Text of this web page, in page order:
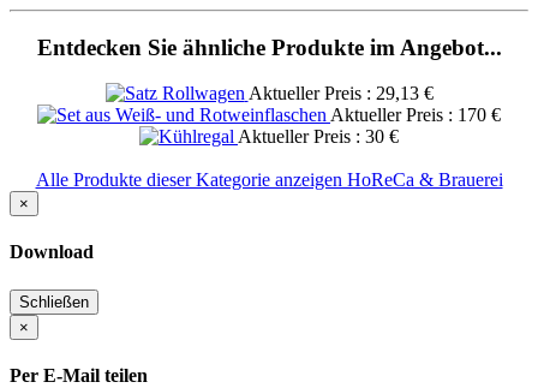
Entdecken Sie ähnliche Produkte im Angebot...
Aktueller Preis : 29,13 €
Aktueller Preis : 170 €
Aktueller Preis : 30 €
Alle Produkte dieser Kategorie anzeigen HoReCa & Brauerei
×
Download
Schließen
×
Per E-Mail teilen